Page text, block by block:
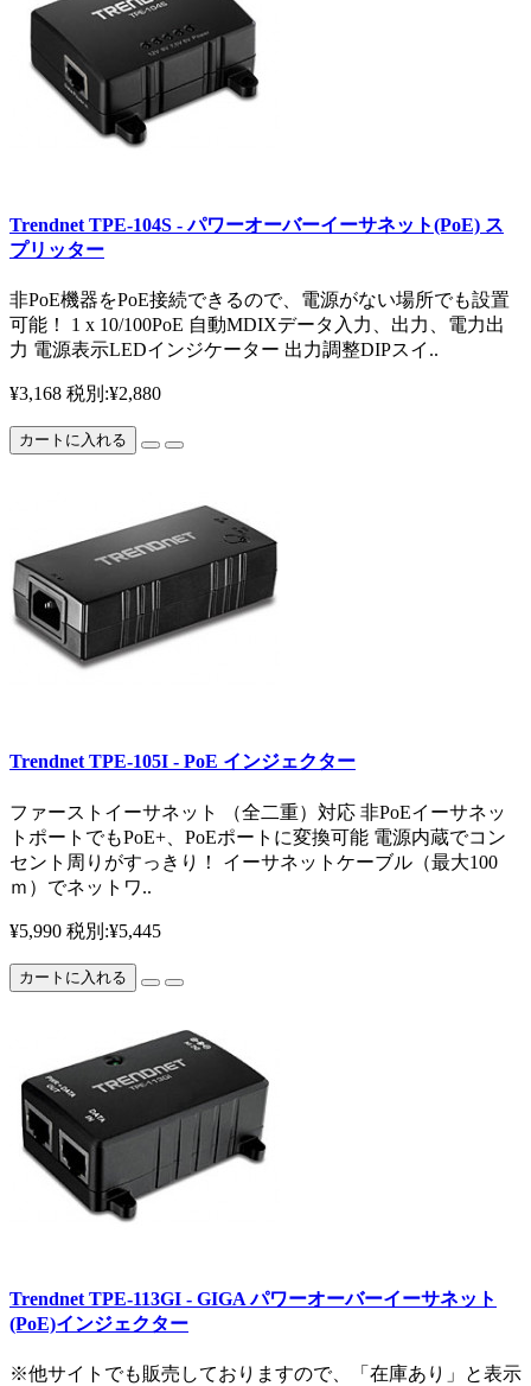
Trendnet TPE-104S - パワーオーバーイーサネット(PoE) ス
プリッター
非PoE機器をPoE接続できるので、電源がない場所でも設置
可能！ 1 x 10/100PoE 自動MDIXデータ入力、出力、電力出
力 電源表示LEDインジケーター 出力調整DIPスイ..
¥3,168 税別:¥2,880
カートに入れる
Trendnet TPE-105I - PoE インジェクター
ファーストイーサネット （全二重）対応 非PoEイーサネッ
トポートでもPoE+、PoEポートに変換可能 電源内蔵でコン
セント周りがすっきり！ イーサネットケーブル（最大100
ｍ）でネットワ..
¥5,990 税別:¥5,445
カートに入れる
Trendnet TPE-113GI - GIGA パワーオーバーイーサネット
(PoE)インジェクター
※他サイトでも販売しておりますので、「在庫あり」と表示